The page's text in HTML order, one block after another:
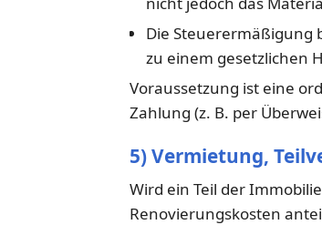
Die Steuerermäßigung
zu einem gesetzlichen
Voraussetzung ist eine
Zahlung (z. B. per
5) Vermietung,
Wird ein Teil der
Renovierungskosten